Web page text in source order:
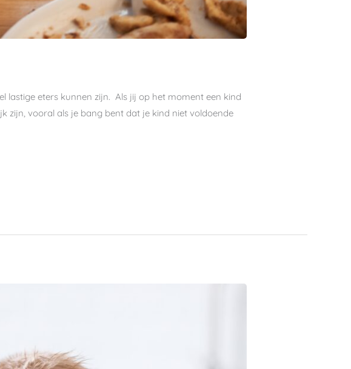
lastige eters kunnen zijn. Als jij op het moment een kind
zijn, vooral als je bang bent dat je kind niet voldoende